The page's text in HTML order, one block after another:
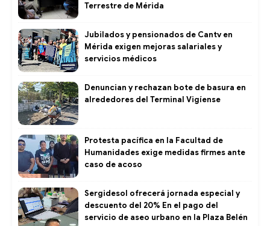
Terrestre de Mérida
Jubilados y pensionados de Cantv en
Mérida exigen mejoras salariales y
servicios médicos
Denuncian y rechazan bote de basura en
alrededores del Terminal Vigíense
Protesta pacífica en la Facultad de
Humanidades exige medidas firmes ante
caso de acoso
Sergidesol ofrecerá jornada especial y
descuento del 20% En el pago del
servicio de aseo urbano en la Plaza Belén